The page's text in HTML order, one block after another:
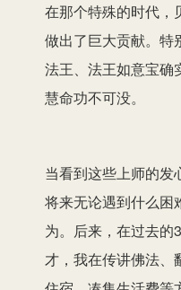
在那个特殊的时代，
做出了巨大贡献。特
法王、法王如意宝确
慧命功不可没。
当看到这些上师的发
将来无论遇到什么困
为。后来，在过去的
才，我在传讲佛法、